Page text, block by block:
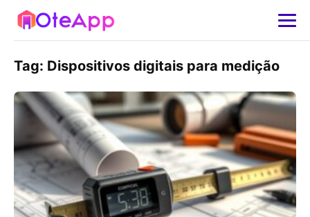
Tag: Dispositivos digitais para medição